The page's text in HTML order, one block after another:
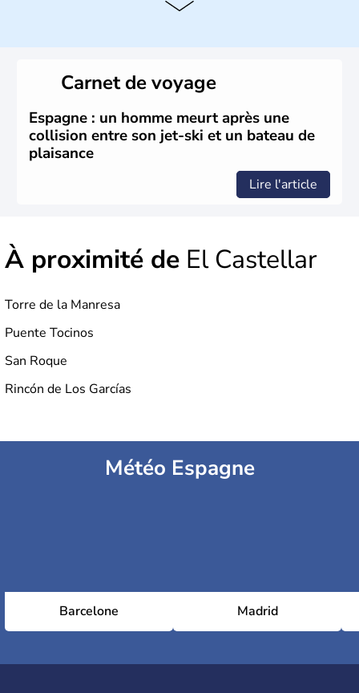
envahissent la péninsule au IIe siècle avant J.C et
apportent leur langue ainsi que leur religion. L'Espagne
s'impose comme la première puissance de l'Europe au
XIème siècle et le reste pendant plus de 100 ans. Madrid
rejoint le pays à partir de 1801 après avoir appartenu au
Portugal. Cette monarchie constitutionnelle intègre
Carnet de voyage
Espagne : un homme meurt après une
collision entre son jet-ski et un bateau de
plaisance
Lire l'article
À proximité de El Castellar
Torre de la Manresa
Puente Tocinos
San Roque
Rincón de Los Garcías
Météo Espagne
Barcelone Madrid